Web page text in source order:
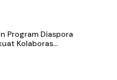
Program Diaspora
Kolaboras...